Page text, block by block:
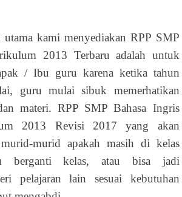
utama kami menyediakan RPP SMP
2013 Terbaru adalah untuk
/ Ibu guru karena ketika tahun
guru mulai sibuk memerhatikan
materi. RPP SMP Bahasa Ingris
2013 Revisi 2017 yang akan
murid apakah masih di kelas
berganti kelas, atau bisa jadi
pelajaran lain sesuai kebutuhan